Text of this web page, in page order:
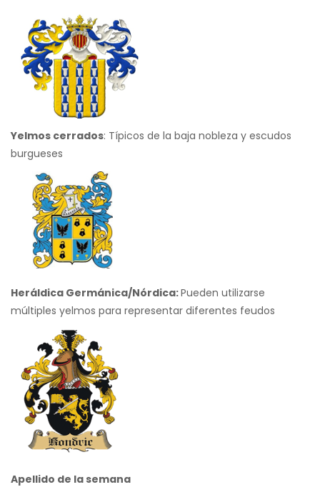
Yelmos cerrados: Típicos de la baja nobleza y escudos
burgueses
Heráldica Germánica/Nórdica:Pueden utilizarse
múltiples yelmos para representar diferentes feudos
Apellido de la semana